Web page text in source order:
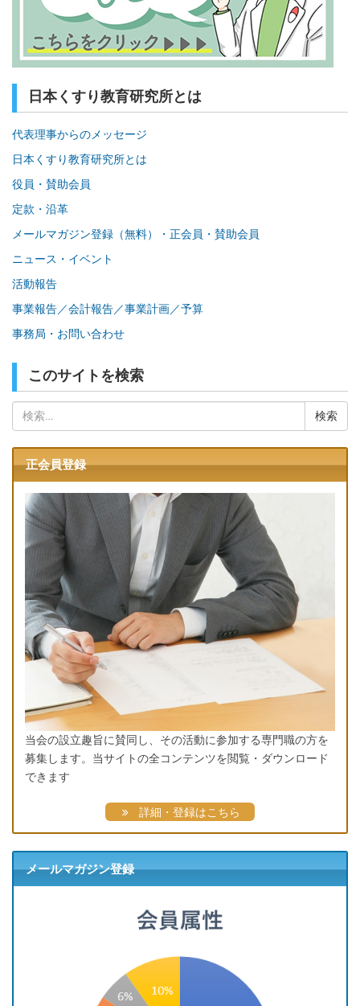
日本くすり教育研究所とは
代表理事からのメッセージ
日本くすり教育研究所とは
役員・賛助会員
定款・沿革
メールマガジン登録（無料）・正会員・賛助会員
ニュース・イベント
活動報告
事業報告／会計報告／事業計画／予算
事務局・お問い合わせ
このサイトを検索
索:
正会員登録
当会の設立趣旨に賛同し、その活動に参加する専門職の方を
募集します。当サイトの全コンテンツを閲覧・ダウンロード
できます
詳細・登録はこちら
メールマガジン登録